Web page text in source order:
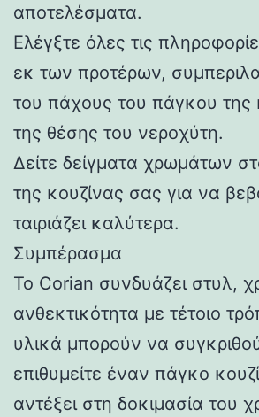
αποτελέσματα.
Ελέγξτε όλες τις
εκ των προτέρων,
του πάχους του πάγκου της
της θέσης του νεροχύτη.
Δείτε δείγματα χρωμάτων
της κουζίνας σας για να
ταιριάζει καλύτερα.
Συμπέρασμα
Το Corian συνδυάζει στυλ,
ανθεκτικότητα με τέτοιο
υλικά μπορούν να
επιθυμείτε έναν πάγκο
αντέξει στη δοκιμασία του